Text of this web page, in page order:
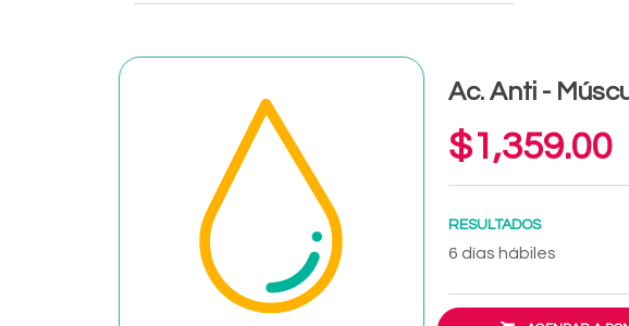
Ac. Anti -
$1,359.00
RESULTADOS
6 días hábiles